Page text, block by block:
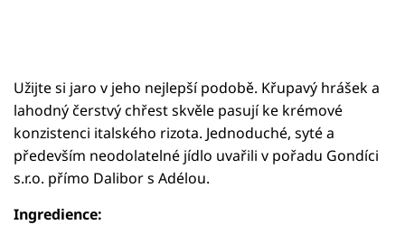
Užijte si jaro v jeho nejlepší podobě. Křupavý hrášek a
lahodný čerstvý chřest skvěle pasují ke krémové
konzistenci italského rizota. Jednoduché, syté a
především neodolatelné jídlo uvařili v pořadu Gondíci
s.r.o. přímo Dalibor s Adélou.
Ingredience: